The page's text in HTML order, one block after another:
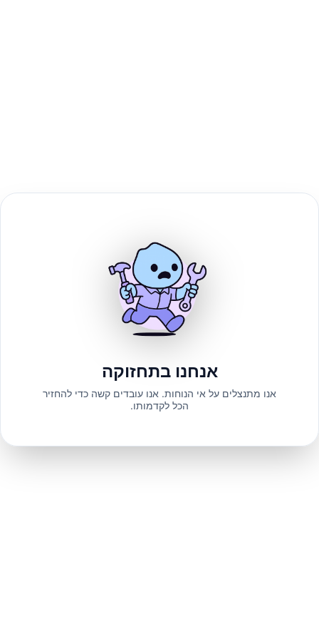
אנחנו בתחזוקה
אנו מתנצלים על אי הנוחות. אנו עובדים קשה כדי להחזיר
הכל לקדמותו.